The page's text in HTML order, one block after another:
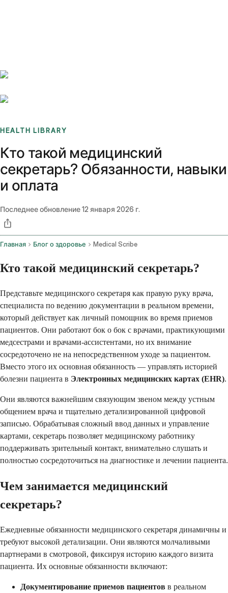
HEALTH LIBRARY
Кто такой медицинский
секретарь? Обязанности, навыки
и оплата
Последнее обновление12 января 2026 г.
Главная Блог о здоровье Medical Scribe
Кто такой медицинский секретарь?
Представьте медицинского секретаря как правую руку врача,
специалиста по ведению документации в реальном времени,
который действует как личный помощник во время приемов
пациентов. Они работают бок о бок с врачами, практикующими
медсестрами и врачами-ассистентами, но их внимание
сосредоточено не на непосредственном уходе за пациентом.
Вместо этого их основная обязанность — управлять историей
болезни пациента в Электронных медицинских картах (EHR).
Они являются важнейшим связующим звеном между устным
общением врача и тщательно детализированной цифровой
записью. Обрабатывая сложный ввод данных и управление
картами, секретарь позволяет медицинскому работнику
поддерживать зрительный контакт, внимательно слушать и
полностью сосредоточиться на диагностике и лечении пациента.
Чем занимается медицинский
секретарь?
Ежедневные обязанности медицинского секретаря динамичны и
требуют высокой детализации. Они являются молчаливыми
партнерами в смотровой, фиксируя историю каждого визита
пациента. Их основные обязанности включают:
Документирование приемов пациентов в реальном